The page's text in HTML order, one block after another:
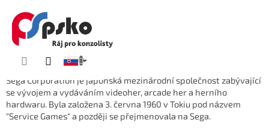
Prejsť
obsah
Sega
Sega
Sega Corporation je japonská mezinárodní společnost zabývající
se vývojem a vydáváním videoher, arcade her a herního
hardwaru. Byla založena 3. června 1960 v Tokiu pod názvem
"Service Games" a později se přejmenovala na Sega.